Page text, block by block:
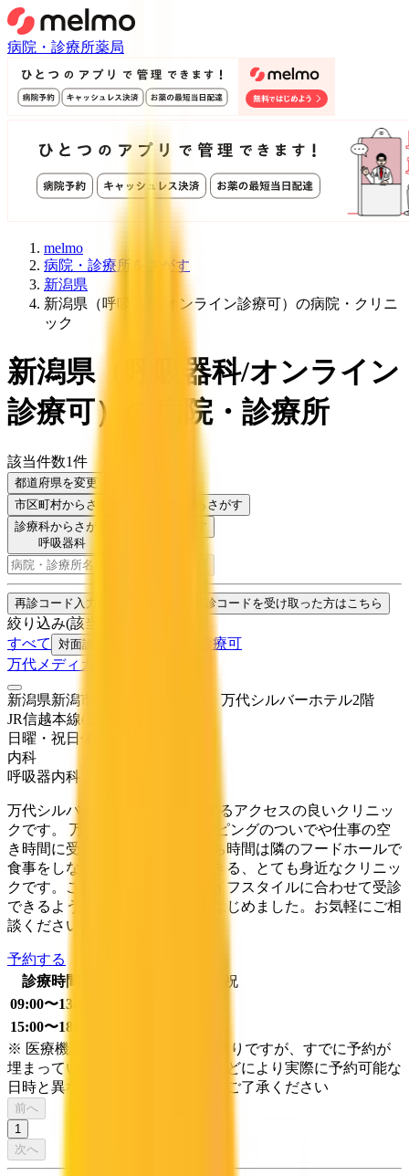
病院・診療所薬局
melmo
病院・診療所をさがす
新潟県
新潟県（呼吸器科/オンライン診療可）の病院・クリニ
ック
新潟県（
呼吸器科/オンライン
診療可） の病院・診療所
該当件数1件
都道府県を変更
市区町村からさがす
からさがす
診療科からさがす
呼吸器科
特徴からさがす
再診コード入力 病院・診療所から再診コードを受け取った方はこちら
絞り込み(該当件数:
すべて
対面診療可
オンライン診療可
万代メディカルクリニック
新潟県新潟市中央区万代1-3-30 万代シルバーホテル2階
JR信越本線(直江津～新潟)
日曜・祝日 休み
内科
呼吸器内科
万代シルバーホテル2階に位置するアクセスの良いクリニッ
クです。 万代シティでのショッピングのついでや仕事の空
き時間に受診ができますし、待ち時間は隣のフードホールで
食事をしながら費やすことができる、とても身近なクリニッ
クです。この度、患者さんがライフスタイルに合わせて受診
できるよう、オンライン診療をはじめました。お気軽にご相
談ください。
予約する
診療時間
祝
09:00〜13:00
15:00〜18:30
※ 医療機関の診療時間は上記の通りですが、すでに予約が
埋まっている場合や病院の都合などにより実際に予約可能な
日時と異なる場合がありますのでご了承ください
前へ
1
次へ